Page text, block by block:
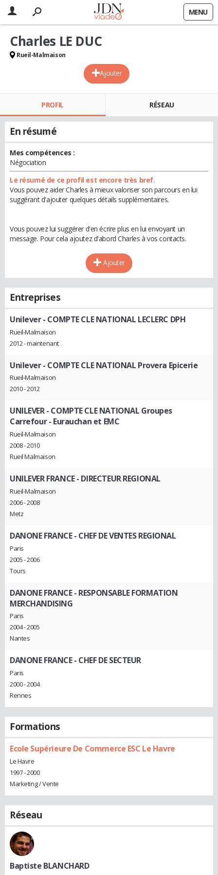
MENU
Ajouter
Charles LE DUC
Rueil-Malmaison
PROFIL RÉSEAU
En résumé
Mes compétences :
Négociation
Le résumé de ce profil est encore très bref.
Vous pouvez aider Charles à mieux valoriser son parcours en lui
suggérant d'ajouter quelques détails supplémentaires.
Vous pouvez lui suggérer d'en écrire plus en lui envoyant un
message. Pour cela ajoutez d'abord Charles à vos contacts.
Ajouter
Entreprises
Unilever- COMPTE CLE NATIONAL LECLERC DPH
Rueil-Malmaison
2012 - maintenant
Unilever- COMPTE CLE NATIONAL Provera Epicerie
Rueil-Malmaison
2010 - 2012
UNILEVER- COMPTE CLE NATIONAL Groupes
Carrefour - Eurauchan et EMC
Rueil-Malmaison
2008 - 2010
Rueil Malmaison
UNILEVER FRANCE- DIRECTEUR REGIONAL
Rueil-Malmaison
2006 - 2008
Metz
DANONE FRANCE- CHEF DE VENTES REGIONAL
Paris
2005 - 2006
Tours
DANONE FRANCE- RESPONSABLE FORMATION
MERCHANDISING
Paris
2004 - 2005
Nantes
DANONE FRANCE- CHEF DE SECTEUR
Paris
2000 - 2004
Rennes
Formations
Ecole Supérieure De Commerce ESC Le Havre
Le Havre
1997 - 2000
Marketing / Vente
Réseau
Baptiste BLANCHARD